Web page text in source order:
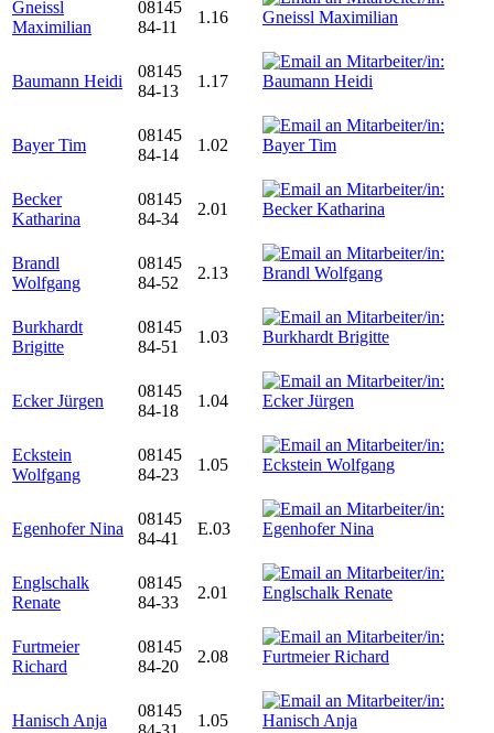
Gneissl
Maximilian
08145
84-11
1.16
Baumann Heidi
08145
84-13
1.17
Bayer Tim
08145
84-14
1.02
Becker
Katharina
08145
84-34
2.01
Brandl
Wolfgang
08145
84-52
2.13
Burkhardt
Brigitte
08145
84-51
1.03
Ecker Jürgen
08145
84-18
1.04
Eckstein
Wolfgang
08145
84-23
1.05
Egenhofer Nina
08145
84-41
E.03
Englschalk
Renate
08145
84-33
2.01
Furtmeier
Richard
08145
84-20
2.08
Hanisch Anja
08145
1.05